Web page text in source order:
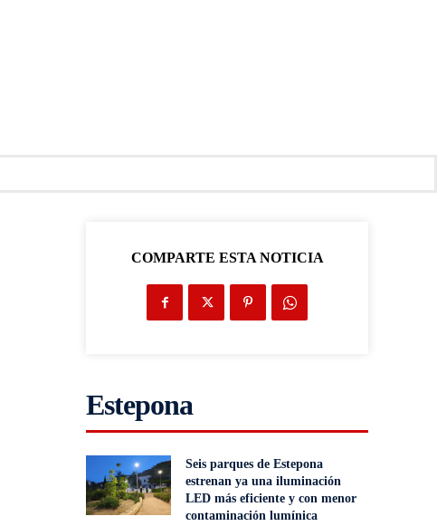
COMPARTE ESTA NOTICIA
Estepona
Seis parques de Estepona
estrenan ya una iluminación
LED más eficiente y con menor
contaminación lumínica